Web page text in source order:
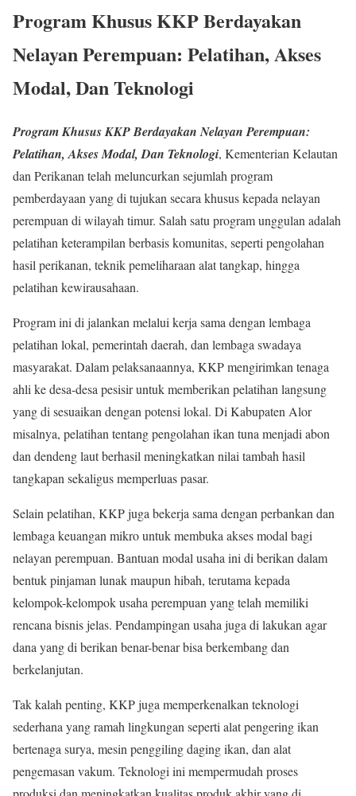
Program KhususKKP Berdayakan
Nelayan Perempuan: Pelatihan, Akses
Modal, Dan Teknologi
Program Khusus KKP Berdayakan Nelayan Perempuan:
Pelatihan, Akses Modal, Dan Teknologi, Kementerian Kelautan
dan Perikanan telah meluncurkan sejumlah program
pemberdayaan yang di tujukan secara khusus kepada nelayan
perempuan di wilayah timur. Salah satu program unggulan adalah
pelatihan keterampilan berbasis komunitas, seperti pengolahan
hasil perikanan, teknik pemeliharaan alat tangkap, hingga
pelatihan kewirausahaan.
Program ini di jalankan melalui kerja sama dengan lembaga
pelatihan lokal, pemerintah daerah, dan lembaga swadaya
masyarakat. Dalam pelaksanaannya, KKP mengirimkan tenaga
ahli ke desa-desa pesisir untuk memberikan pelatihan langsung
yang di sesuaikan dengan potensi lokal. Di Kabupaten Alor
misalnya, pelatihan tentang pengolahan ikan tuna menjadi abon
dan dendeng laut berhasil meningkatkan nilai tambah hasil
tangkapan sekaligus memperluas pasar.
Selain pelatihan, KKP juga bekerja sama dengan perbankan dan
lembaga keuangan mikro untuk membuka akses modal bagi
nelayan perempuan. Bantuan modal usaha ini di berikan dalam
bentuk pinjaman lunak maupun hibah, terutama kepada
kelompok-kelompok usaha perempuan yang telah memiliki
rencana bisnis jelas. Pendampingan usaha juga di lakukan agar
dana yang di berikan benar-benar bisa berkembang dan
berkelanjutan.
Tak kalah penting, KKP juga memperkenalkan teknologi
sederhana yang ramah lingkungan seperti alat pengering ikan
bertenaga surya, mesin penggiling daging ikan, dan alat
pengemasan vakum. Teknologi ini mempermudah proses